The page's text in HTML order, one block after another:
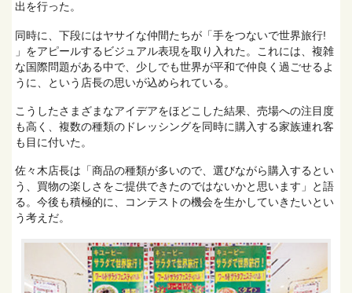
出を行った。
同時に、下段にはヤサイな仲間たちが「手をつないで世界旅行!
」をアピールするビジュアル表現を取り入れた。これには、複雑
な国際問題がある中で、少しでも世界が平和で仲良く過ごせるよ
うに、という店長の思いが込められている。
こうしたさまざまなアイデアをほどこした結果、売場への注目度
も高く、複数の種類のドレッシングを同時に購入する家族連れ客
も目に付いた。
佐々木店長は「商品の種類が多いので、選びながら購入するとい
う、買物の楽しさをご提供できたのではないかと思います」と語
る。今後も積極的に、コンテストの機会を生かしていきたいとい
う考えだ。